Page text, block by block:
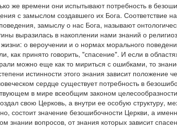
же времени они испытывают потребность в
с замыслом создавшего их Бога. Соответствие
замыслу о нас Бога, называют
выразилась в накоплении нами знаний о
о вероучении и о нормах морального
как принято говорить, "спасение". И если в
можно еще как то мириться с ошибками, то
истинности этого знания зависит положение
сердце существует потребность в
в мире всеобщим законом
свою Церковь, а внутри ее особую структуру,
состоит значение безошибочности Церкви, а
знании вопросов, от знания которых зависит